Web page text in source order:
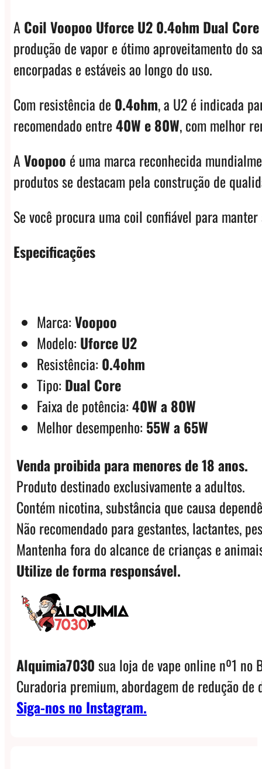
A Coil Voopoo Uforce U2 0.4ohm Dual Core
produção de vapor e ótimo aproveitamento do
encorpadas e estáveis ao longo do uso.
Com resistência de 0.4ohm, a U2 é indicada
recomendado entre40W e 80W, com melhor
AVoopoo é uma marca reconhecida
produtos se destacam pela construção de
Se você procura uma coil confiável para
Especificações
Marca:Voopoo
Modelo: Uforce U2
Resistência: 0.4ohm
Tipo: Dual Core
Faixa de potência:40W a 80W
Melhor desempenho: 55W a 65W
Venda proibida para menores de 18 anos.
Produto destinado exclusivamente a adultos.
Contém nicotina, substância que causa
Não recomendado para gestantes, lactantes,
Mantenha fora do alcance de crianças e
Utilize de forma responsável.
Alquimia7030sua loja de vape online nº1 no
Curadoria premium, abordagem de redução
Siga-nos no Instagram.